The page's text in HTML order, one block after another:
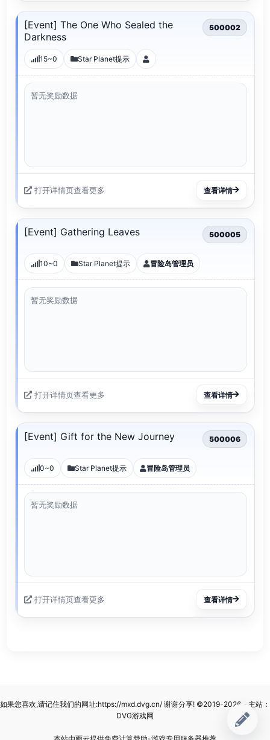
[Event] The One Who Sealed the
Darkness
500002
15~0 Star Planet提示
暂无奖励数据
打开详情页查看更多 查看详情
[Event] Gathering Leaves 500005
10~0 Star Planet提示 冒险岛管理员
暂无奖励数据
打开详情页查看更多 查看详情
[Event] Gift for the New Journey 500006
0~0 Star Planet提示 冒险岛管理员
暂无奖励数据
打开详情页查看更多 查看详情
如果您喜欢,请记住我们的网址:https://mxd.dvg.cn/ 谢谢分享! ©2019-2026 - 主站：
DVG游戏网